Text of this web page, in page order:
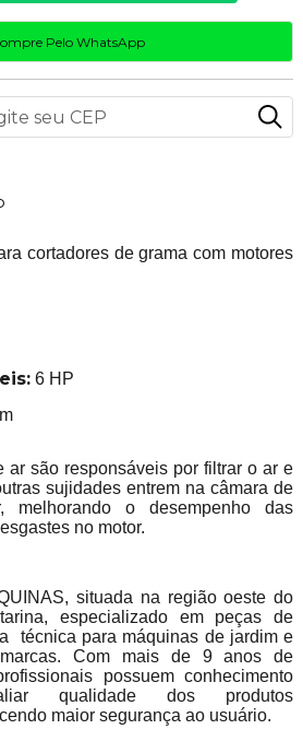
Pelo WhatsApp
cortadores de grama com motores
6 HP
ar são responsáveis por filtrar o ar e
sujidades entrem na câmara de
melhorando o desempenho das
no motor.
situada na região oeste do
especializado em peças de
técnica para máquinas de jardim e
Com mais de 9 anos de
possuem conhecimento
qualidade dos produtos
maior segurança ao usuário.